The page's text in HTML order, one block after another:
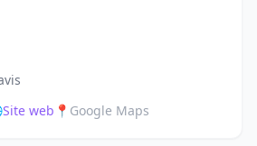
Site web 📍 Google Maps